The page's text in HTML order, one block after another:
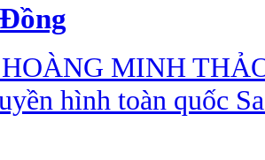
MINH
hình toàn quốc